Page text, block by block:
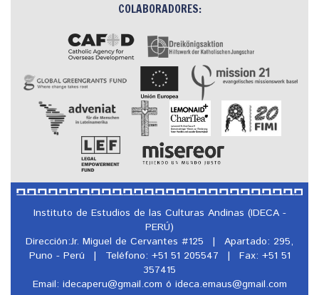
COLABORADORES:
Instituto de Estudios de las Culturas Andinas (IDECA -
PERÚ)
Dirección:Jr. Miguel de Cervantes #125
|
Apartado: 295,
Puno - Perú
| Teléfono: +51 51 205547 |
Fax: +51 51
357415
Email: idecaperu@gmail.com ó ideca.emaus@gmail.com